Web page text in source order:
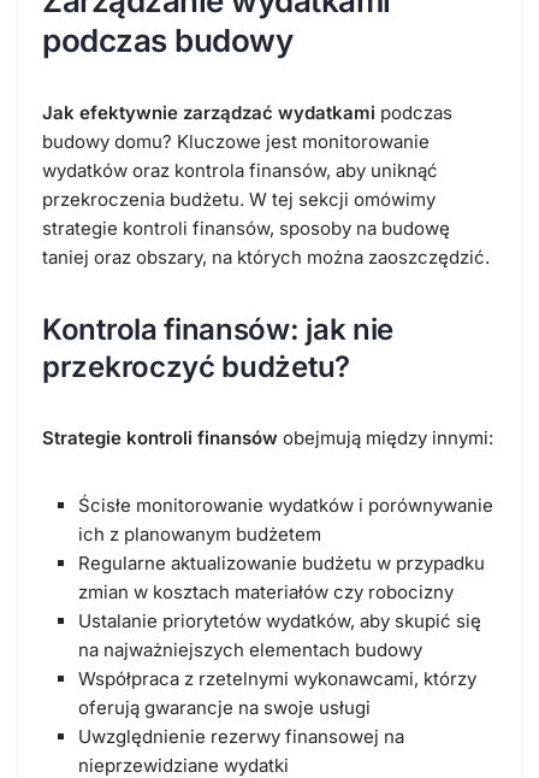
podczas budowy
Jak efektywnie zarządzać wydatkami podczas
budowy domu? Kluczowe jest monitorowanie
wydatków oraz kontrola finansów, aby uniknąć
przekroczenia budżetu. W tej sekcji omówimy
strategie kontroli finansów, sposoby na budowę
taniej oraz obszary, na których można zaoszczędzić.
Kontrola finansów: jak nie
przekroczyć budżetu?
Strategie kontroli finansów obejmują między innymi:
Ścisłe monitorowanie wydatków i porównywanie
ich z planowanym budżetem
Regularne aktualizowanie budżetu w przypadku
zmian w kosztach materiałów czy robocizny
Ustalanie priorytetów wydatków, aby skupić się
na najważniejszych elementach budowy
Współpraca z rzetelnymi wykonawcami, którzy
oferują gwarancje na swoje usługi
Uwzględnienie rezerwy finansowej na
nieprzewidziane wydatki